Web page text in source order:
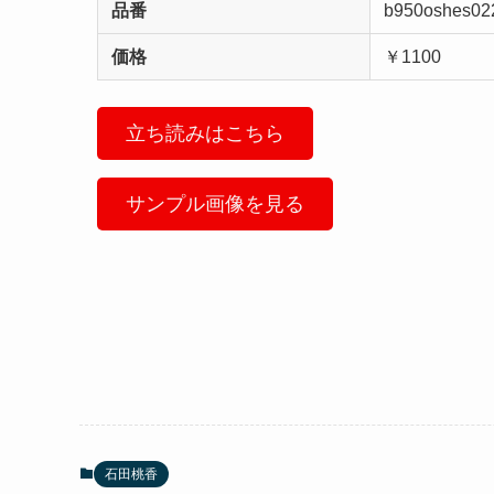
品番
価格 ￥1100
立ち読みはこちら
サンプル画像を見る
石田桃香